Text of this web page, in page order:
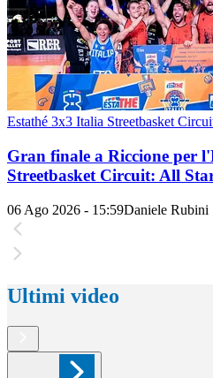
Estathé 3x3 Italia Streetbasket
Gran finale a Riccione per
Streetbasket Circuit: All
06 Ago 2026 - 15:59Daniele Rubini
Ultimi video